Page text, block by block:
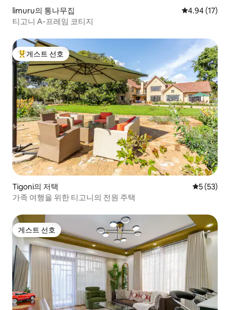
limuru의 통나무집 평점 4.94점
4.94 (17)
티고니 A-프레임 코티지
상위 게스트 선호
게스트 선호
Tigoni의 저택 평점 5점
5 (53)
가족 여행을 위한 티고니의 전원 주택
게스트 선호
게스트 선호